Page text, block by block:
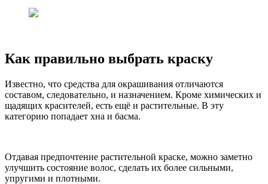
Как правильно выбрать краску
Известно, что средства для окрашивания отличаются
составом, следовательно, и назначением. Кроме химических и
щадящих красителей, есть ещё и растительные. В эту
категорию попадает хна и басма.
Отдавая предпочтение растительной краске, можно заметно
улучшить состояние волос, сделать их более сильными,
упругими и плотными.